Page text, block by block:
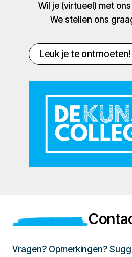
Wil je (virtueel) met
We stellen ons
Leuk je te ontmoeten!
Vragen? Opmerkingen?